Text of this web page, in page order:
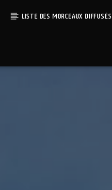
LISTE DES MORCEAUX DIFFUSÉS